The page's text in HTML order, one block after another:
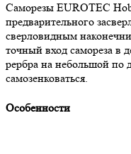
Саморезы EUROTEC
предварительного
сверловидным
точный вход самореза в
рербра на небольшой по
самозенковаться.
Особенности